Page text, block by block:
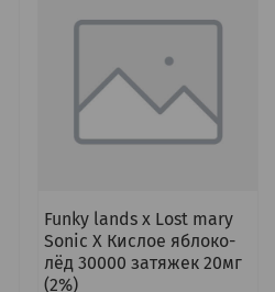
Funky lands x Lost mary
Sonic X Кислое яблоко-
лёд 30000 затяжек 20мг
(2%)